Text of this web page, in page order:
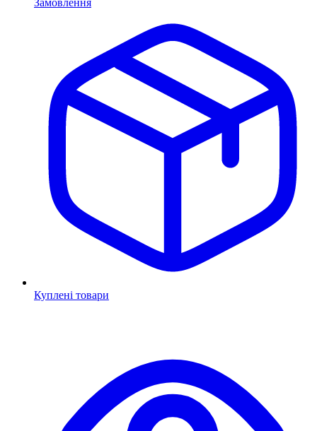
Замовлення
Куплені товари